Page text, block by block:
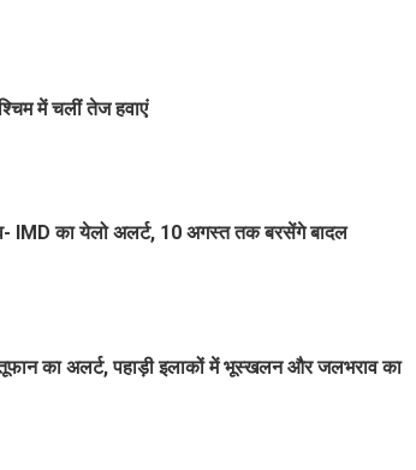
में चलीं तेज हवाएं
IMD का येलो अलर्ट, 10 अगस्त तक बरसेंगे बादल
का अलर्ट, पहाड़ी इलाकों में भूस्खलन और जलभराव का